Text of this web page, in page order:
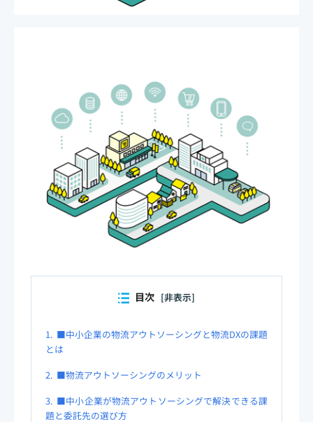
目次 [非表示]
1. ■中小企業の物流アウトソーシングと物流DXの課題
とは
2. ■物流アウトソーシングのメリット
3. ■中小企業が物流アウトソーシングで解決できる課
題と委託先の選び方